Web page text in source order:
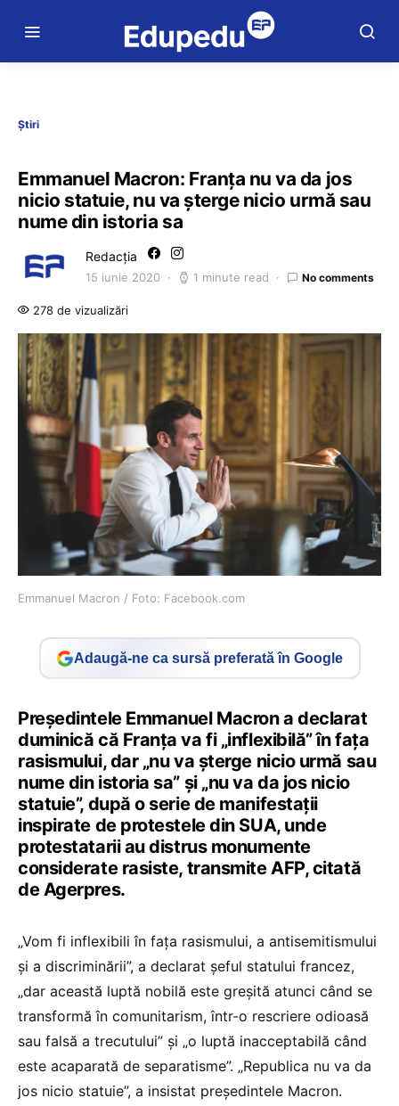
Știri
Emmanuel Macron: Franța nu va da jos
nicio statuie, nu va şterge nicio urmă sau
nume din istoria sa
Redacția
15 iunie 2020 1 minute read No comments
278 de vizualizări
Emmanuel Macron / Foto: Facebook.com
Adaugă-ne ca sursă preferată în Google
Preşedintele Emmanuel Macron a declarat
duminică că Franţa va fi „inflexibilă” în faţa
rasismului, dar „nu va şterge nicio urmă sau
nume din istoria sa” şi „nu va da jos nicio
statuie”, după o serie de manifestaţii
inspirate de protestele din SUA, unde
protestatarii au distrus monumente
considerate rasiste, transmite AFP, citată
de Agerpres.
„Vom fi inflexibili în faţa rasismului, a antisemitismului
şi a discriminării”, a declarat şeful statului francez,
„dar această luptă nobilă este greşită atunci când se
transformă în comunitarism, într-o rescriere odioasă
sau falsă a trecutului” şi „o luptă inacceptabilă când
este acaparată de separatisme”. „Republica nu va da
jos nicio statuie”, a insistat preşedintele Macron.